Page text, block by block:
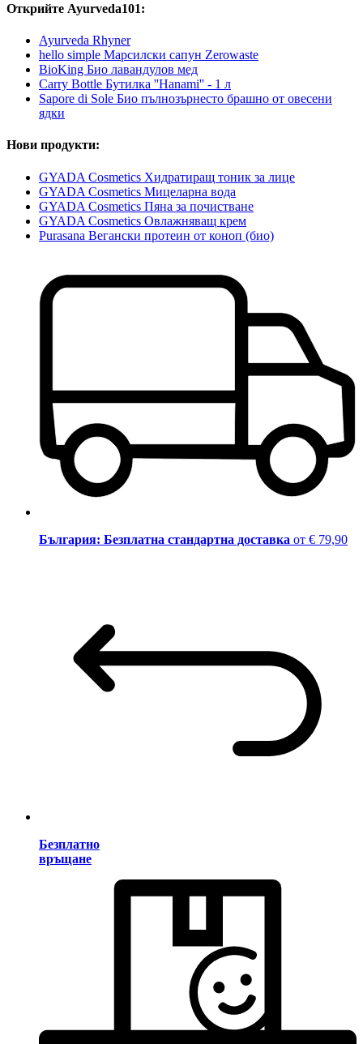
Открийте Ayurveda101:
Ayurveda Rhyner
hello simple Марсилски сапун Zerowaste
BioKing Био лавандулов мед
Carry Bottle Бутилка ''Hanami'' - 1 л
Sapore di Sole Био пълнозърнесто брашно от овесени
ядки
Нови продукти:
GYADA Cosmetics Хидратиращ тоник за лице
GYADA Cosmetics Мицеларна вода
GYADA Cosmetics Пяна за почистване
GYADA Cosmetics Овлажняващ крем
Purasana Вегански протеин от коноп (био)
България: Безплатна стандартна доставка от € 79,90
Безплатно
връщане